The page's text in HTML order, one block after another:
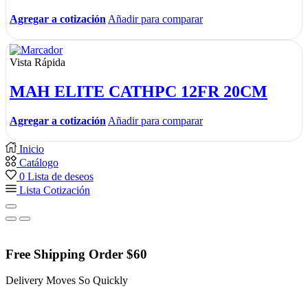
Agregar a cotización Añadir para comparar
Vista Rápida
MAH ELITE CATHPC 12FR 20CM
Agregar a cotización Añadir para comparar
Inicio
Catálogo
0 Lista de deseos
Lista Cotización
Free Shipping Order $60
Delivery Moves So Quickly